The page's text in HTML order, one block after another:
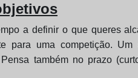
a definir o que queres
para uma competição.
também no prazo